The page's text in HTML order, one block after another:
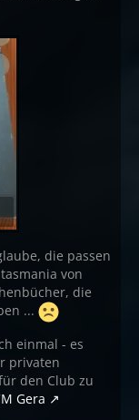
die passen
von
die
...
einmal - es
privaten
den Club zu
Gera